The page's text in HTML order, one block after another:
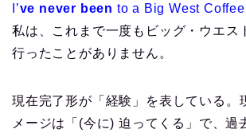
I’ve never been to a Big West Coffee
私は、これまで一度もビッグ・ウエス
行ったことがありません。
現在完了形が「経験」を表している。
メージは「(今に) 迫ってくる」で、過